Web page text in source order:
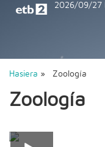
2026/09/27
Hasiera » Zoología
Zoología